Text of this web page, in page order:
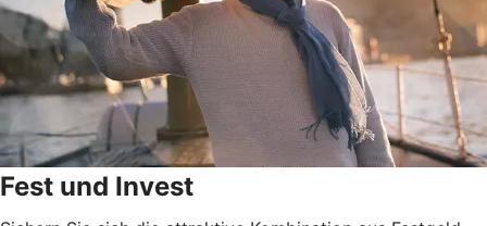
Fest und Invest